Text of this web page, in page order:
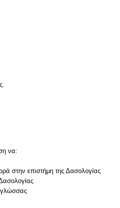
να:
στην επιστήμη της Δασολογίας
γλώσσας